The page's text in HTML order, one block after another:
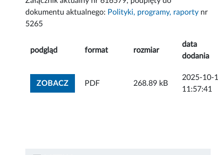
dokumentu aktualnego: Polityki, programy, raporty nr
5265
podgląd format rozmiar
data
dodania
ZOBACZZOBACZ ZAŁĄCZNIK
PDF 268.89 kB
2025-10-
11:57:41